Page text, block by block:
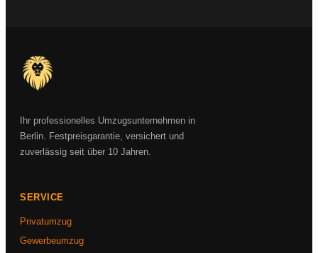
Ihr professionelles Umzugsunternehmen in
Berlin. Festpreisgarantie, versichert und
zuverlässig seit über 10 Jahren.
SERVICE
Privatumzug
Gewerbeumzug